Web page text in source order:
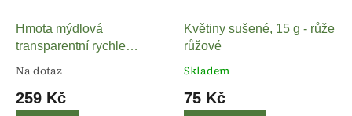
Hmota mýdlová
transparentní rychle
tuhnoucí 1kg
Na dotaz
259 Kč
Květiny sušené, 15 g - růže
růžové
Skladem
75 Kč